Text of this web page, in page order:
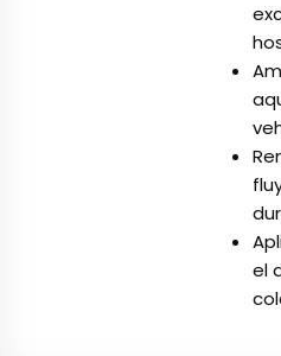
el